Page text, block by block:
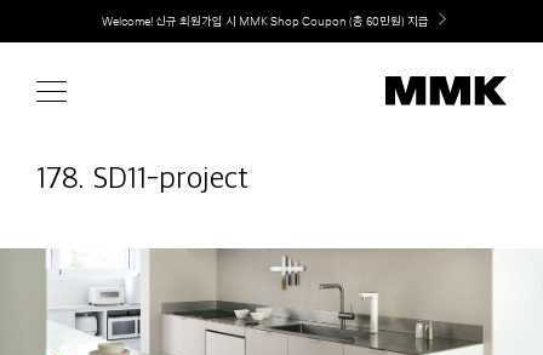
content
취향대로 완성하는 커스텀 아일랜드 키친, MMK The Island 출시
178. SD11-project